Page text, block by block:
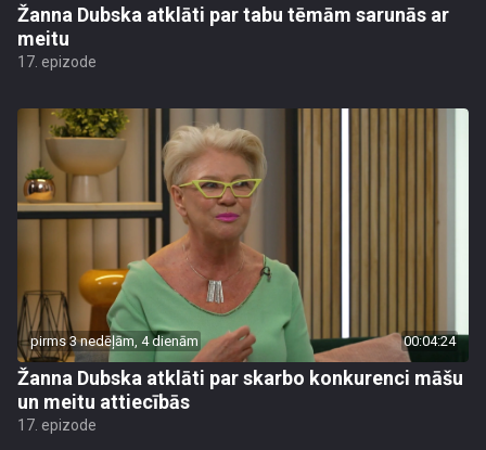
Žanna Dubska atklāti par tabu tēmām sarunās ar
meitu
17. epizode
pirms 3 nedēļām, 4 dienām 00:04:24
Žanna Dubska atklāti par skarbo konkurenci māšu
un meitu attiecībās
17. epizode